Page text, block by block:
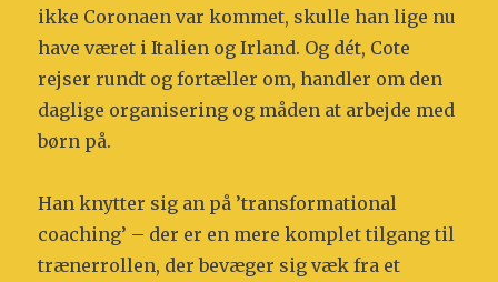
ikke Coronaen var kommet, skulle han lige nu
have været i Italien og Irland. Og dét, Cote
rejser rundt og fortæller om, handler om den
daglige organisering og måden at arbejde med
børn på.
Han knytter sig an på ’transformational
coaching’ – der er en mere komplet tilgang til
trænerrollen, der bevæger sig væk fra et